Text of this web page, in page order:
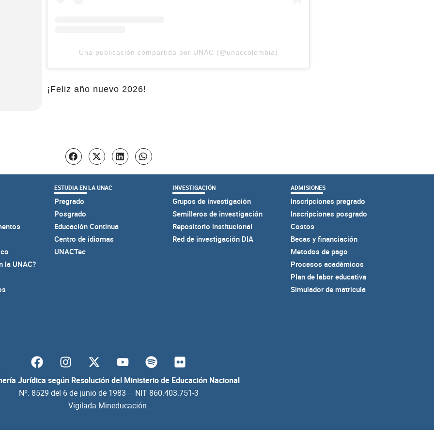
Una publicación compartida por UNAC (@unaccolombia)
¡Feliz año nuevo 2026!
la UNAC?
ESTUDIA EN LA UNAC
Pregrado
Posgrado
Educación Continua
Centro de idiomas
UNACTec
INVESTIGACIÓN
Grupos de investigación
Semilleros de investigación
Repositorio institucional
Red de investigación DIA
ADMISIONES
Inscripciones pregrado
Inscripciones posgrado
Costos
Becas y financiación
Metodos de pago
Procesos académicos
Plan de labor educativa
Simulador de matricula
Jurídica según Resolución del Ministerio de Educación Nacional
Nº. 8529 del 6 de junio de 1983 – NIT 860.403.751-3
Vigilada Mineducación.
F
a
c
e
o
I
n
s
t
a
r
Y
o
u
t
u
e
S
p
o
t
y
F
l
i
c